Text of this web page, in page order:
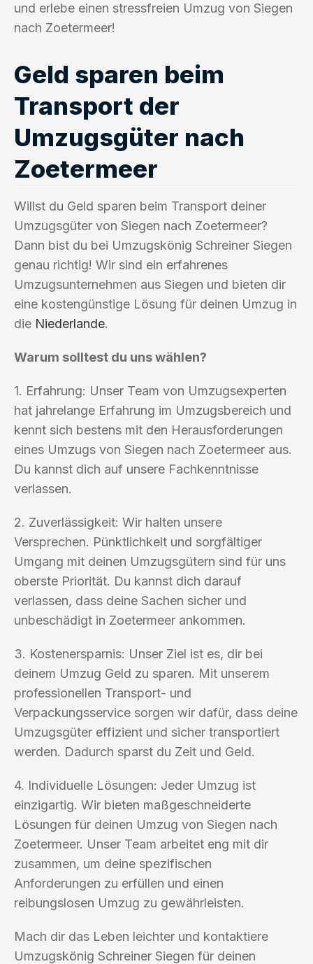
und erlebe einen stressfreien Umzug von Siegen
nach Zoetermeer!
Geld sparen beim
Transport der
Umzugsgüter nach
Zoetermeer
Willst du Geld sparen beim Transport deiner
Umzugsgüter von Siegen nach Zoetermeer?
Dann bist du bei Umzugskönig Schreiner Siegen
genau richtig! Wir sind ein erfahrenes
Umzugsunternehmen aus Siegen und bieten dir
eine kostengünstige Lösung für deinen Umzug in
die Niederlande.
Warum solltest du uns wählen?
1. Erfahrung: Unser Team von Umzugsexperten
hat jahrelange Erfahrung im Umzugsbereich und
kennt sich bestens mit den Herausforderungen
eines Umzugs von Siegen nach Zoetermeer aus.
Du kannst dich auf unsere Fachkenntnisse
verlassen.
2. Zuverlässigkeit: Wir halten unsere
Versprechen. Pünktlichkeit und sorgfältiger
Umgang mit deinen Umzugsgütern sind für uns
oberste Priorität. Du kannst dich darauf
verlassen, dass deine Sachen sicher und
unbeschädigt in Zoetermeer ankommen.
3. Kostenersparnis: Unser Ziel ist es, dir bei
deinem Umzug Geld zu sparen. Mit unserem
professionellen Transport- und
Verpackungsservice sorgen wir dafür, dass deine
Umzugsgüter effizient und sicher transportiert
werden. Dadurch sparst du Zeit und Geld.
4. Individuelle Lösungen: Jeder Umzug ist
einzigartig. Wir bieten maßgeschneiderte
Lösungen für deinen Umzug von Siegen nach
Zoetermeer. Unser Team arbeitet eng mit dir
zusammen, um deine spezifischen
Anforderungen zu erfüllen und einen
reibungslosen Umzug zu gewährleisten.
Mach dir das Leben leichter und kontaktiere
Umzugskönig Schreiner Siegen für deinen